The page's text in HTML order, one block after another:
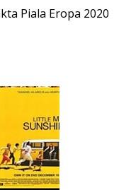
Piala Eropa 2020